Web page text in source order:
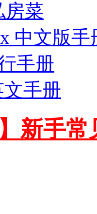
房菜
中文版手
手册
文手册
新手